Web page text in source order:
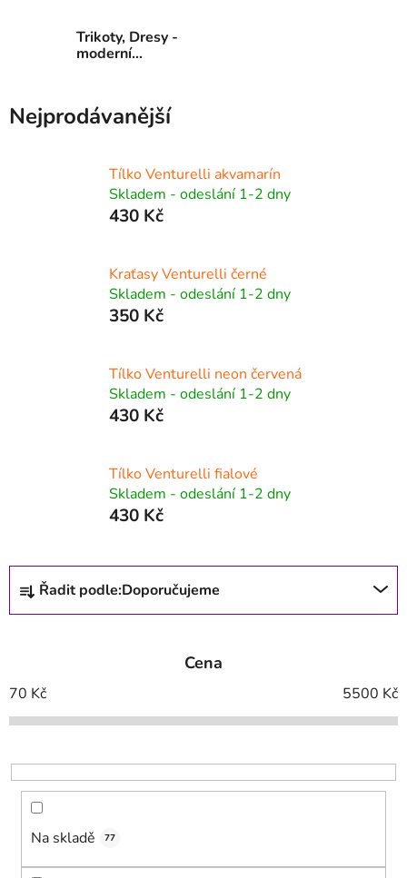
Trikoty, Dresy -
moderní
Nejprodávanější
Tílko Venturelli akvamarín
Skladem - odeslání 1-2 dny
430 Kč
Kraťasy Venturelli černé
Skladem - odeslání 1-2 dny
350 Kč
Tílko Venturelli neon červená
Skladem - odeslání 1-2 dny
430 Kč
Tílko Venturelli fialové
Skladem - odeslání 1-2 dny
430 Kč
Ř
z
í
p
o
d
Řadit podle:Doporučujeme
Cena
70 Kč 5500 Kč
Na skladě 77